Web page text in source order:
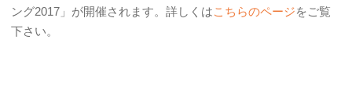
ング2017」が開催されます。詳しくはこちらのページをご覧
下さい。